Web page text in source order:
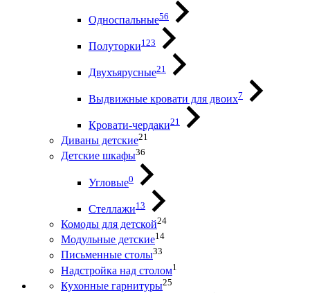
Односпальные56
Полуторки123
Двухъярусные21
Выдвижные кровати для двоих7
Кровати-чердаки21
Диваны детские21
Детские шкафы36
Угловые0
Стеллажи13
Комоды для детской24
Модульные детские14
Письменные столы33
Надстройка над столом1
Кухонные гарнитуры25